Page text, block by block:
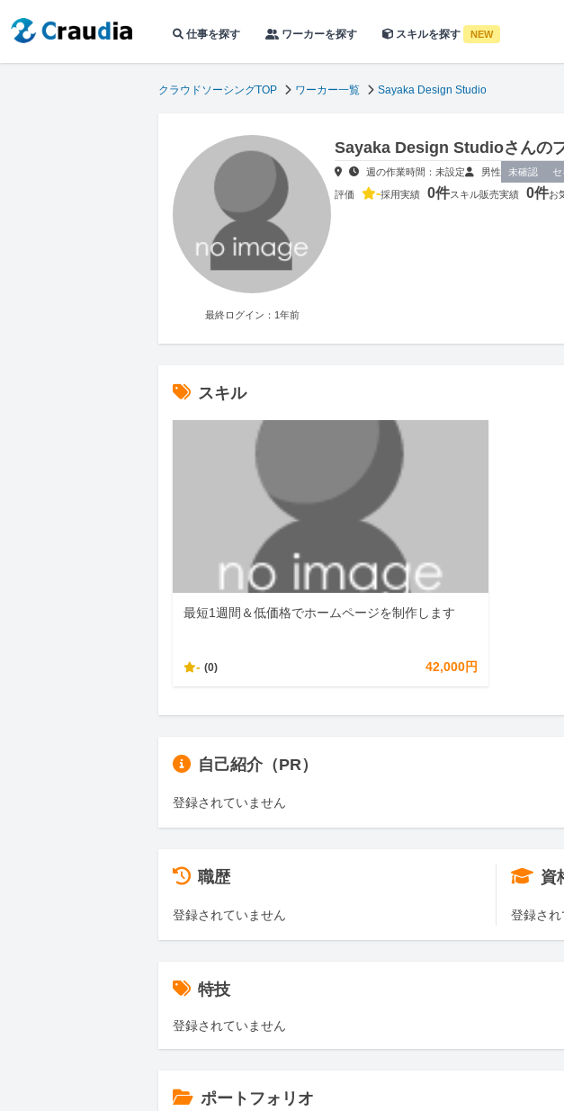
仕事を探す ワーカーを探す スキルを探す NEW
クラウドソーシングTOP ワーカー一覧 Sayaka Design Studio
最終ログイン：1年前
Sayaka Design Studioさんの
週の作業時間：未設定 男性 未確認
評価 -採用実績 0件スキル販売実績 0件お
スキル
最短1週間＆低価格でホームページを制作します
- (0) 42,000円
自己紹介（PR）
登録されていません
職歴
登録されていません
資
登録さ
特技
登録されていません
ポートフォリオ